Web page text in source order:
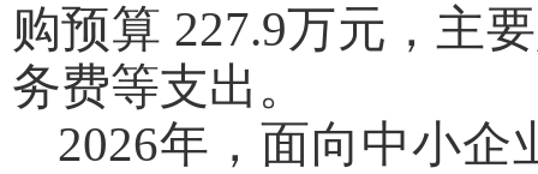
购预算 227.9万元，主
务费等支出。
2026年，面向中小企